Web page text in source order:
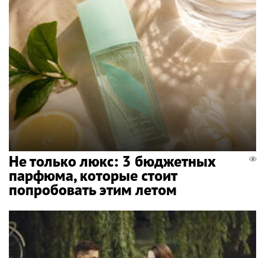
Не только люкс: 3 бюджетных
парфюма, которые стоит
попробовать этим летом